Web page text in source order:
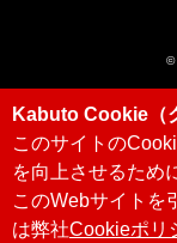
©
Kabuto Cookie（
このサイトの
を向上させるため
このWebサイトを
は弊社Cookieポリ